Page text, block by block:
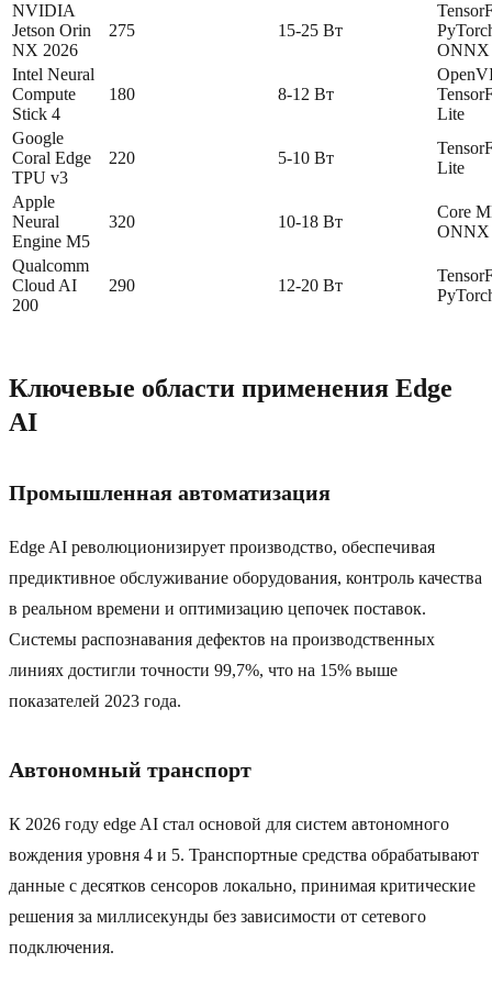
NVIDIA
Jetson Orin
NX 2026
275 15-25 Вт
ONNX
Intel Neural
Compute
Stick 4
180 8-12 Вт
Lite
Google
Coral Edge
TPU v3
220 5-10 Вт
Lite
Apple
Neural
Engine M5
320 10-18 Вт
Core
ONNX
Qualcomm
Cloud AI
200
290 12-20 Вт
Ключевые области применения Edge
AI
Промышленная автоматизация
Edge AI революционизирует производство, обеспечивая
предиктивное обслуживание оборудования, контроль качества
в реальном времени и оптимизацию цепочек поставок.
Системы распознавания дефектов на производственных
линиях достигли точности 99,7%, что на 15% выше
показателей 2023 года.
Автономный транспорт
К 2026 году edge AI стал основой для систем автономного
вождения уровня 4 и 5. Транспортные средства обрабатывают
данные с десятков сенсоров локально, принимая критические
решения за миллисекунды без зависимости от сетевого
подключения.